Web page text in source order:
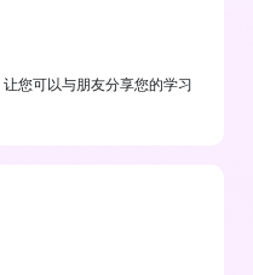
您可以与朋友分享您的学习